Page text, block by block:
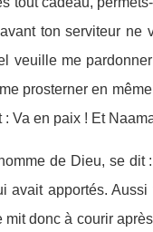
ton serviteur
veuille me
prosterner en
: Va en paix ! Et
de Dieu, se
avait apportés.
mit donc à courir